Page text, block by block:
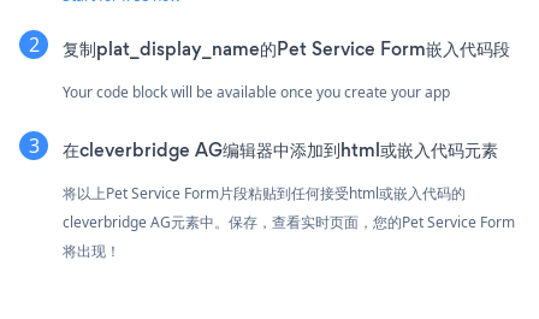
复制plat_display_name的Pet Service Form嵌入代码段
Your code block will be available once you create your app
在cleverbridge AG编辑器中添加到html或嵌入代码元素
将以上Pet Service Form片段粘贴到任何接受html或嵌入代码的
cleverbridge AG元素中。保存，查看实时页面，您的Pet Service Form
将出现！